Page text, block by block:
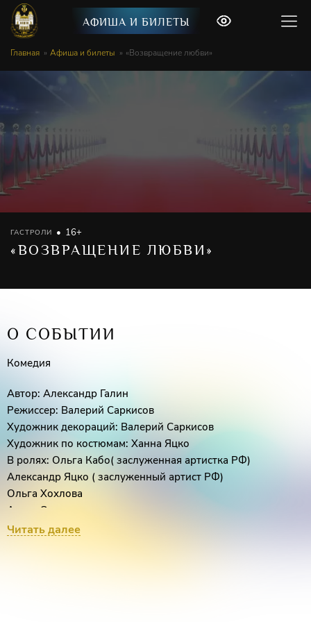
АФИША И БИЛЕТЫ
Главная Афиша и билеты «Возвращение любви»
ГАСТРОЛИ 16+
«ВОЗВРАЩЕНИЕ ЛЮБВИ»
О СОБЫТИИ
Комедия
Автор: Александр Галин
Режиссер: Валерий Саркисов
Художник декораций: Валерий Саркисов
Художник по костюмам: Ханна Яцко
В ролях: Ольга Кабо( заслуженная артистка РФ)
Александр Яцко ( заслуженный артист РФ)
Ольга Хохлова
Антон Эльдаров
«Артист Продакшн» представляет вниманию зрителя
Читать далее